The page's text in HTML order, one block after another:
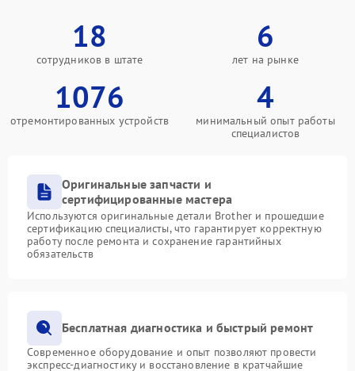
18
сотрудников в штате
6
лет на рынке
1076
отремонтированных устройств
4
минимальный опыт работы
специалистов
Оригинальные запчасти и
сертифицированные мастера
Используются оригинальные детали Brother и прошедшие
сертификацию специалисты, что гарантирует корректную
работу после ремонта и сохранение гарантийных
обязательств
Бесплатная диагностика и быстрый ремонт
Современное оборудование и опыт позволяют провести
экспресс-диагностику и восстановление в кратчайшие